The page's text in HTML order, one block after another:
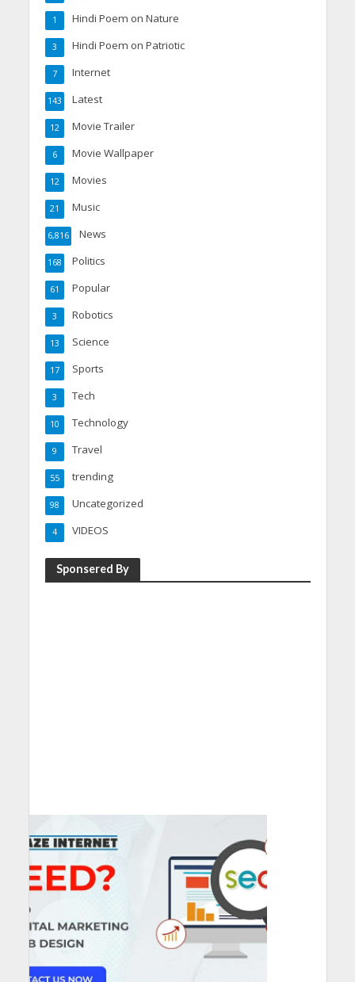
Hindi Poem on Nature
1
Hindi Poem on Patriotic
3
Internet
7
Latest
143
Movie Trailer
12
Movie Wallpaper
6
Movies
12
Music
21
News
6,816
Politics
168
Popular
61
Robotics
3
Science
13
Sports
17
Tech
3
Technology
10
Travel
9
trending
55
Uncategorized
98
VIDEOS
4
Sponsered By